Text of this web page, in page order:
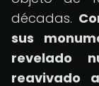
décadas.
sus
revelado
reavivado